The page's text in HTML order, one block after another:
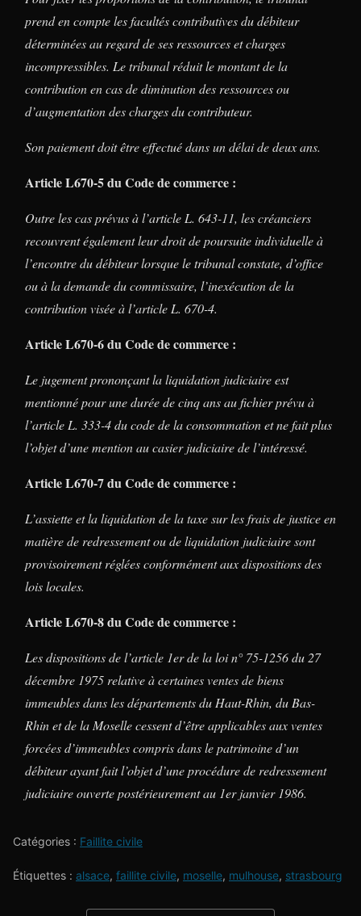
prend en compte les facultés contributives du débiteur
déterminées au regard de ses ressources et charges
incompressibles. Le tribunal réduit le montant de la
contribution en cas de diminution des ressources ou
d’augmentation des charges du contributeur.
Son paiement doit être effectué dans un délai de deux ans.
Article L670-5 du Code de commerce :
Outre les cas prévus à l’article L. 643-11, les créanciers
recouvrent également leur droit de poursuite individuelle à
l’encontre du débiteur lorsque le tribunal constate, d’office
ou à la demande du commissaire, l’inexécution de la
contribution visée à l’article L. 670-4.
Article L670-6 du Code de commerce :
Le jugement prononçant la liquidation judiciaire est
mentionné pour une durée de cinq ans au fichier prévu à
l’article L. 333-4 du code de la consommation et ne fait plus
l’objet d’une mention au casier judiciaire de l’intéressé.
Article L670-7 du Code de commerce :
L’assiette et la liquidation de la taxe sur les frais de justice en
matière de redressement ou de liquidation judiciaire sont
provisoirement réglées conformément aux dispositions des
lois locales.
Article L670-8 du Code de commerce :
Les dispositions de l’article 1er de la loi n° 75-1256 du 27
décembre 1975 relative à certaines ventes de biens
immeubles dans les départements du Haut-Rhin, du Bas-
Rhin et de la Moselle cessent d’être applicables aux ventes
forcées d’immeubles compris dans le patrimoine d’un
débiteur ayant fait l’objet d’une procédure de redressement
judiciaire ouverte postérieurement au 1er janvier 1986.
Catégories : Faillite civile
Étiquettes : alsace, faillite civile, moselle, mulhouse, strasbourg